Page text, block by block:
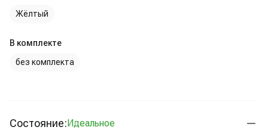
Жёлтый
В комплекте
без комплекта
Состояние:Идеальное